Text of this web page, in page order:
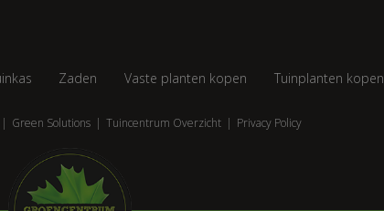
Zaden Vaste planten kopen Tuinplanten kopen
Green Solutions Tuincentrum Overzicht Privacy Policy